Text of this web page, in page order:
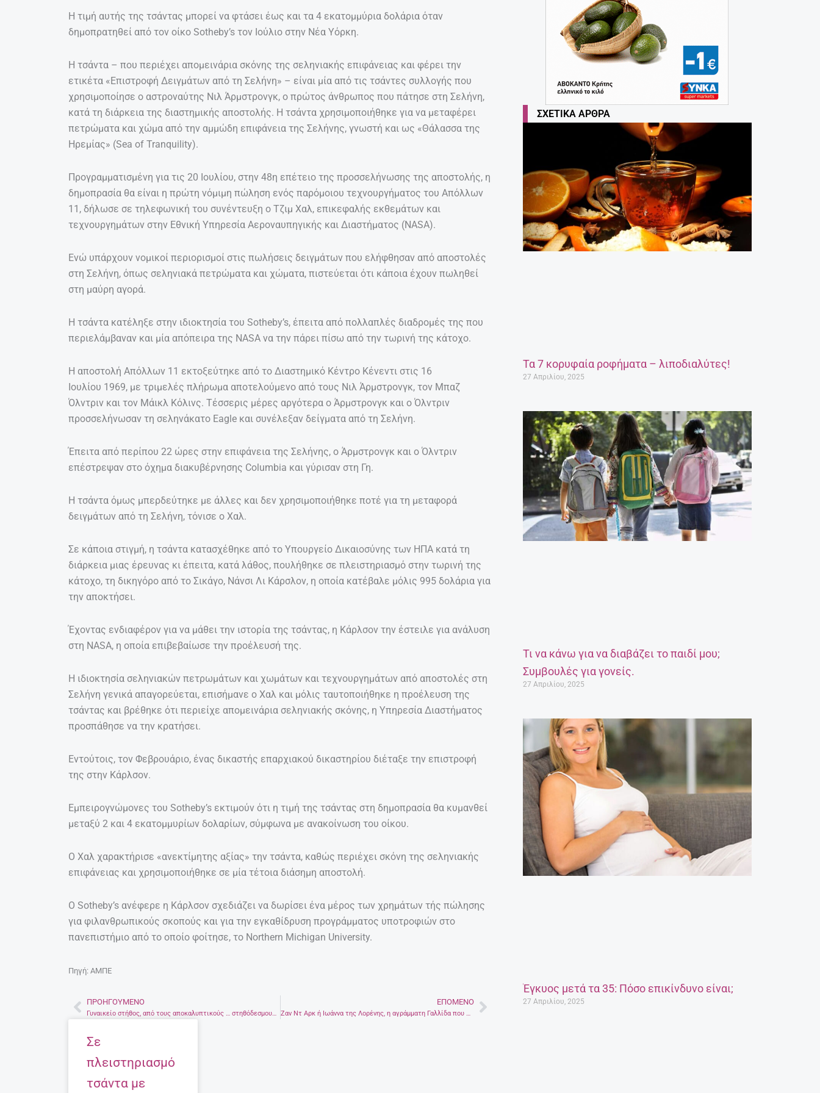
Η τιμή αυτής της τσάντας μπορεί να φτάσει έως και τα 4 εκατομμύρια δολάρια όταν
δημοπρατηθεί από τον οίκο Sotheby’s τον Ιούλιο στην Νέα Υόρκη.
Η τσάντα – που περιέχει απομεινάρια σκόνης της σεληνιακής επιφάνειας και φέρει την
ετικέτα «Επιστροφή Δειγμάτων από τη Σελήνη» – είναι μία από τις τσάντες συλλογής που
χρησιμοποίησε ο αστροναύτης Νιλ Άρμστρονγκ, ο πρώτος άνθρωπος που πάτησε στη Σελήνη,
κατά τη διάρκεια της διαστημικής αποστολής. Η τσάντα χρησιμοποιήθηκε για να μεταφέρει
πετρώματα και χώμα από την αμμώδη επιφάνεια της Σελήνης, γνωστή και ως «Θάλασσα της
Ηρεμίας» (Sea of Tranquility).
Προγραμματισμένη για τις 20 Ιουλίου, στην 48η επέτειο της προσσελήνωσης της αποστολής, η
δημοπρασία θα είναι η πρώτη νόμιμη πώληση ενός παρόμοιου τεχνουργήματος του Απόλλων
11, δήλωσε σε τηλεφωνική του συνέντευξη ο Τζιμ Χαλ, επικεφαλής εκθεμάτων και
τεχνουργημάτων στην Εθνική Υπηρεσία Αεροναυπηγικής και Διαστήματος (NASA).
Ενώ υπάρχουν νομικοί περιορισμοί στις πωλήσεις δειγμάτων που ελήφθησαν από αποστολές
στη Σελήνη, όπως σεληνιακά πετρώματα και χώματα, πιστεύεται ότι κάποια έχουν πωληθεί
στη μαύρη αγορά.
Η τσάντα κατέληξε στην ιδιοκτησία του Sotheby’s, έπειτα από πολλαπλές διαδρομές της που
περιελάμβαναν και μία απόπειρα της NASA να την πάρει πίσω από την τωρινή της κάτοχο.
Η αποστολή Απόλλων 11 εκτοξεύτηκε από το Διαστημικό Κέντρο Κένεντι στις 16
Ιουλίου 1969, με τριμελές πλήρωμα αποτελούμενο από τους Νιλ Άρμστρονγκ, τον Μπαζ
Όλντριν και τον Μάικλ Κόλινς. Τέσσερις μέρες αργότερα ο Άρμστρονγκ και ο Όλντριν
προσσελήνωσαν τη σεληνάκατο Eagle και συνέλεξαν δείγματα από τη Σελήνη.
Έπειτα από περίπου 22 ώρες στην επιφάνεια της Σελήνης, ο Άρμστρονγκ και ο Όλντριν
επέστρεψαν στο όχημα διακυβέρνησης Columbia και γύρισαν στη Γη.
Η τσάντα όμως μπερδεύτηκε με άλλες και δεν χρησιμοποιήθηκε ποτέ για τη μεταφορά
δειγμάτων από τη Σελήνη, τόνισε ο Χαλ.
Σε κάποια στιγμή, η τσάντα κατασχέθηκε από το Υπουργείο Δικαιοσύνης των ΗΠΑ κατά τη
διάρκεια μιας έρευνας κι έπειτα, κατά λάθος, πουλήθηκε σε πλειστηριασμό στην τωρινή της
κάτοχο, τη δικηγόρο από το Σικάγο, Νάνσι Λι Κάρσλον, η οποία κατέβαλε μόλις 995 δολάρια για
την αποκτήσει.
Έχοντας ενδιαφέρον για να μάθει την ιστορία της τσάντας, η Κάρλσον την έστειλε για ανάλυση
στη NASA, η οποία επιβεβαίωσε την προέλευσή της.
Η ιδιοκτησία σεληνιακών πετρωμάτων και χωμάτων και τεχνουργημάτων από αποστολές στη
Σελήνη γενικά απαγορεύεται, επισήμανε ο Χαλ και μόλις ταυτοποιήθηκε η προέλευση της
τσάντας και βρέθηκε ότι περιείχε απομεινάρια σεληνιακής σκόνης, η Υπηρεσία Διαστήματος
προσπάθησε να την κρατήσει.
Εντούτοις, τον Φεβρουάριο, ένας δικαστής επαρχιακού δικαστηρίου διέταξε την επιστροφή
της στην Κάρλσον.
Εμπειρογνώμονες του Sotheby’s εκτιμούν ότι η τιμή της τσάντας στη δημοπρασία θα κυμανθεί
μεταξύ 2 και 4 εκατομμυρίων δολαρίων, σύμφωνα με ανακοίνωση του οίκου.
Ο Χαλ χαρακτήρισε «ανεκτίμητης αξίας» την τσάντα, καθώς περιέχει σκόνη της σεληνιακής
επιφάνειας και χρησιμοποιήθηκε σε μία τέτοια διάσημη αποστολή.
Ο Sotheby’s ανέφερε η Κάρλσον σχεδιάζει να δωρίσει ένα μέρος των χρημάτων τής πώλησης
για φιλανθρωπικούς σκοπούς και για την εγκαθίδρυση προγράμματος υποτροφιών στο
πανεπιστήμιο από το οποίο φοίτησε, το Northern Michigan University.
Πηγή: ΑΜΠΕ
Prev
ΠΡΟΗΓΟΎΜΕΝΟ ΕΠΌΜΕΝΟNext
Σε
πλειστηριασμό
τσάντα με
ΣΧΕΤΙΚΆ ΆΡΘΡΑ
Τα 7 κορυφαία ροφήματα – λιποδιαλύτες!
27 Απριλίου, 2025
Τι να κάνω για να διαβάζει το παιδί μου;
Συμβουλές για γονείς.
27 Απριλίου, 2025
Έγκυος μετά τα 35: Πόσο επικίνδυνο είναι;
27 Απριλίου, 2025